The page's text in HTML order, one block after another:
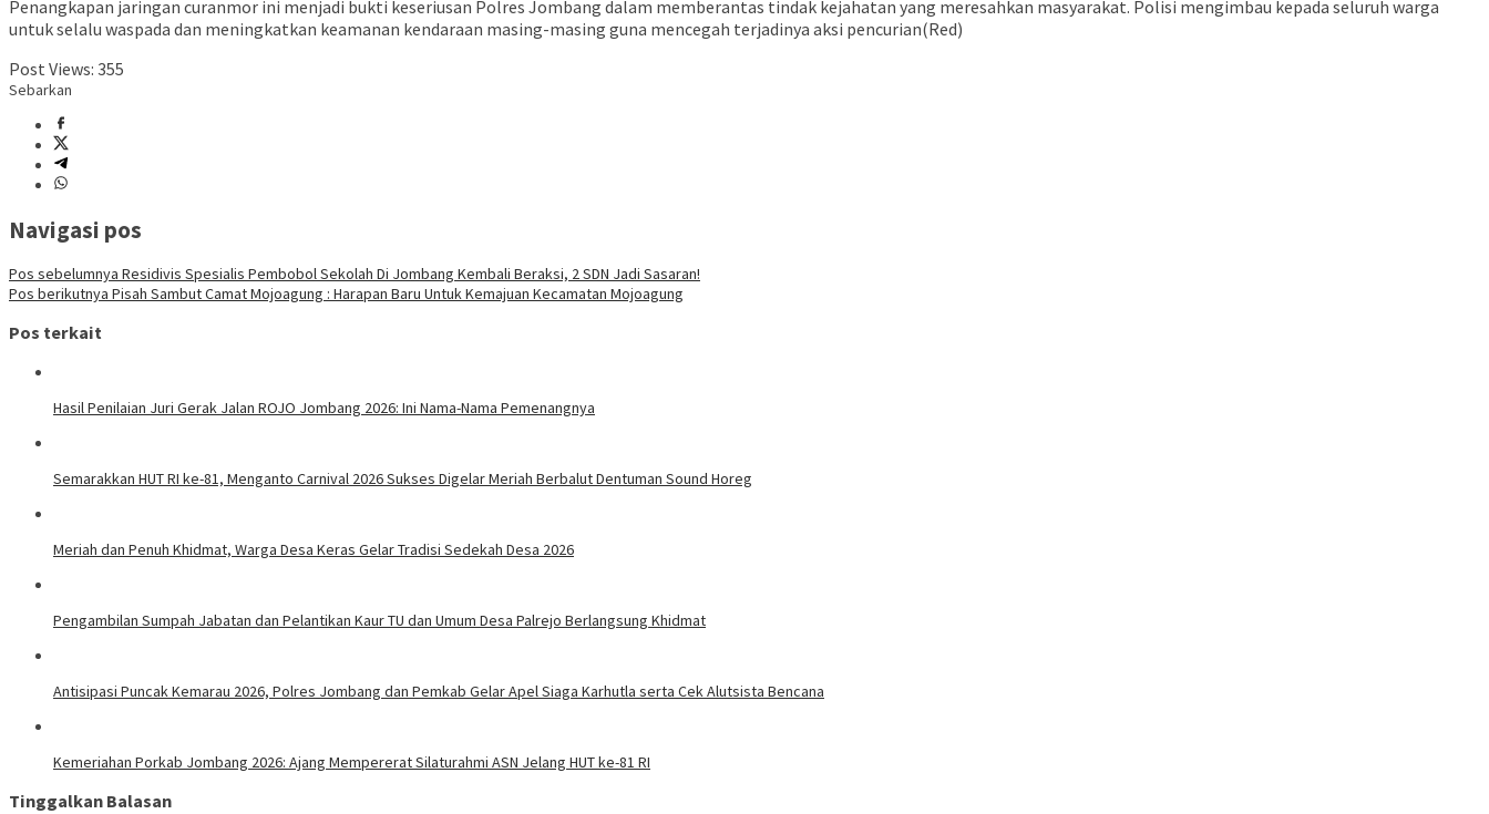
Penangkapan jaringan curanmor ini menjadi bukti keseriusan Polres Jombang dalam memberantas tindak kejahatan yang meresahkan masyarakat. Polisi mengimbau kepada seluruh warga
untuk selalu waspada dan meningkatkan keamanan kendaraan masing-masing guna mencegah terjadinya aksi pencurian(Red)
Post Views: 355
Sebarkan
Navigasi pos
Pos sebelumnya Residivis Spesialis Pembobol Sekolah Di Jombang Kembali Beraksi, 2 SDN Jadi Sasaran!
Pos berikutnya Pisah Sambut Camat Mojoagung : Harapan Baru Untuk Kemajuan Kecamatan Mojoagung
Pos terkait
Hasil Penilaian Juri Gerak Jalan ROJO Jombang 2026: Ini Nama-Nama Pemenangnya
Semarakkan HUT RI ke-81, Menganto Carnival 2026 Sukses Digelar Meriah Berbalut Dentuman Sound Horeg
Meriah dan Penuh Khidmat, Warga Desa Keras Gelar Tradisi Sedekah Desa 2026
Pengambilan Sumpah Jabatan dan Pelantikan Kaur TU dan Umum Desa Palrejo Berlangsung Khidmat
Antisipasi Puncak Kemarau 2026, Polres Jombang dan Pemkab Gelar Apel Siaga Karhutla serta Cek Alutsista Bencana
Kemeriahan Porkab Jombang 2026: Ajang Mempererat Silaturahmi ASN Jelang HUT ke-81 RI
Tinggalkan Balasan